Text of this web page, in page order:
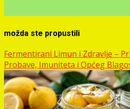
možda ste propustili
Fermentirani Limun i Zdravlje –
Probave, Imuniteta i Općeg